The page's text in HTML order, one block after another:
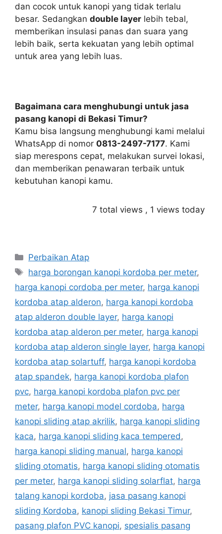
dan cocok untuk kanopi yang tidak terlalu
besar. Sedangkan double layer lebih tebal,
memberikan insulasi panas dan suara yang
lebih baik, serta kekuatan yang lebih optimal
untuk area yang lebih luas.
Bagaimana cara menghubungi untuk jasa
pasang kanopi di Bekasi Timur?
Kamu bisa langsung menghubungi kami melalui
WhatsApp di nomor 0813-2497-7177. Kami
siap merespons cepat, melakukan survei lokasi,
dan memberikan penawaran terbaik untuk
kebutuhan kanopi kamu.
7 total views , 1 views today
Categories
Perbaikan Atap
Tags
harga borongan kanopi kordoba per meter,
harga kanopi cordoba per meter, harga kanopi
kordoba atap alderon, harga kanopi kordoba
atap alderon double layer, harga kanopi
kordoba atap alderon per meter, harga kanopi
kordoba atap alderon single layer, harga kanopi
kordoba atap solartuff, harga kanopi kordoba
atap spandek, harga kanopi kordoba plafon
pvc, harga kanopi kordoba plafon pvc per
meter, harga kanopi model cordoba, harga
kanopi sliding atap akrilik, harga kanopi sliding
kaca, harga kanopi sliding kaca tempered,
harga kanopi sliding manual, harga kanopi
sliding otomatis, harga kanopi sliding otomatis
per meter, harga kanopi sliding solarflat, harga
talang kanopi kordoba, jasa pasang kanopi
sliding Kordoba, kanopi sliding Bekasi Timur,
pasang plafon PVC kanopi, spesialis pasang